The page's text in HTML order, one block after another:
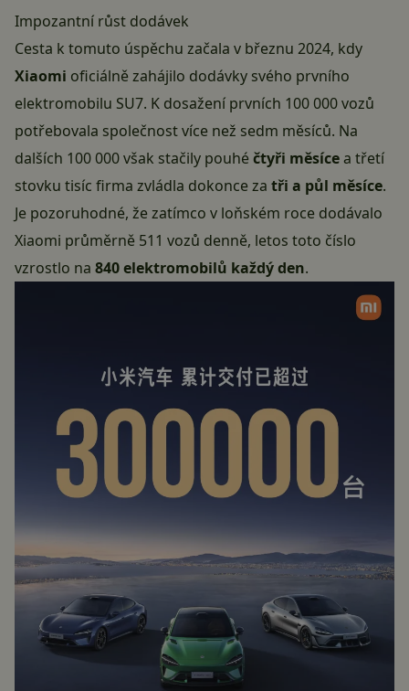
Impozantní růst dodávek
Cesta k tomuto úspěchu začala v březnu 2024, kdy
Xiaomi oficiálně zahájilo dodávky svého prvního
elektromobilu SU7. K dosažení prvních 100 000 vozů
potřebovala společnost více než sedm měsíců. Na
dalších 100 000 však stačily pouhéčtyři měsícea třetí
stovku tisíc firma zvládla dokonce za tři a půl měsíce.
Je pozoruhodné, že zatímco v loňském roce dodávalo
Xiaomi průměrně 511 vozů denně, letos toto číslo
vzrostlo na 840 elektromobilů každý den.